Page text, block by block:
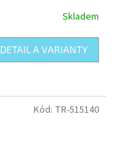
Skladem
DETAIL A VARIANTY
Kód: TR-515140